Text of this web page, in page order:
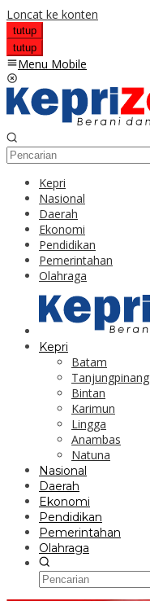
Loncat ke konten
tutup
tutup
Menu Mobile
Kepri
Nasional
Daerah
Ekonomi
Pendidikan
Pemerintahan
Olahraga
Kepri
Batam
Tanjungpinang
Bintan
Karimun
Lingga
Anambas
Natuna
Nasional
Daerah
Ekonomi
Pendidikan
Pemerintahan
Olahraga